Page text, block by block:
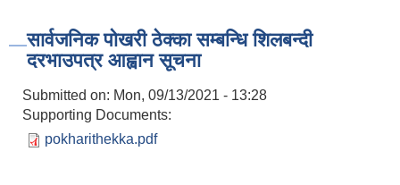
सार्वजनिक पोखरी ठेक्का सम्बन्धि शिलबन्दी
दरभाउपत्र आह्वान सूचना
Submitted on: Mon, 09/13/2021 - 13:28
Supporting Documents:
pokharithekka.pdf